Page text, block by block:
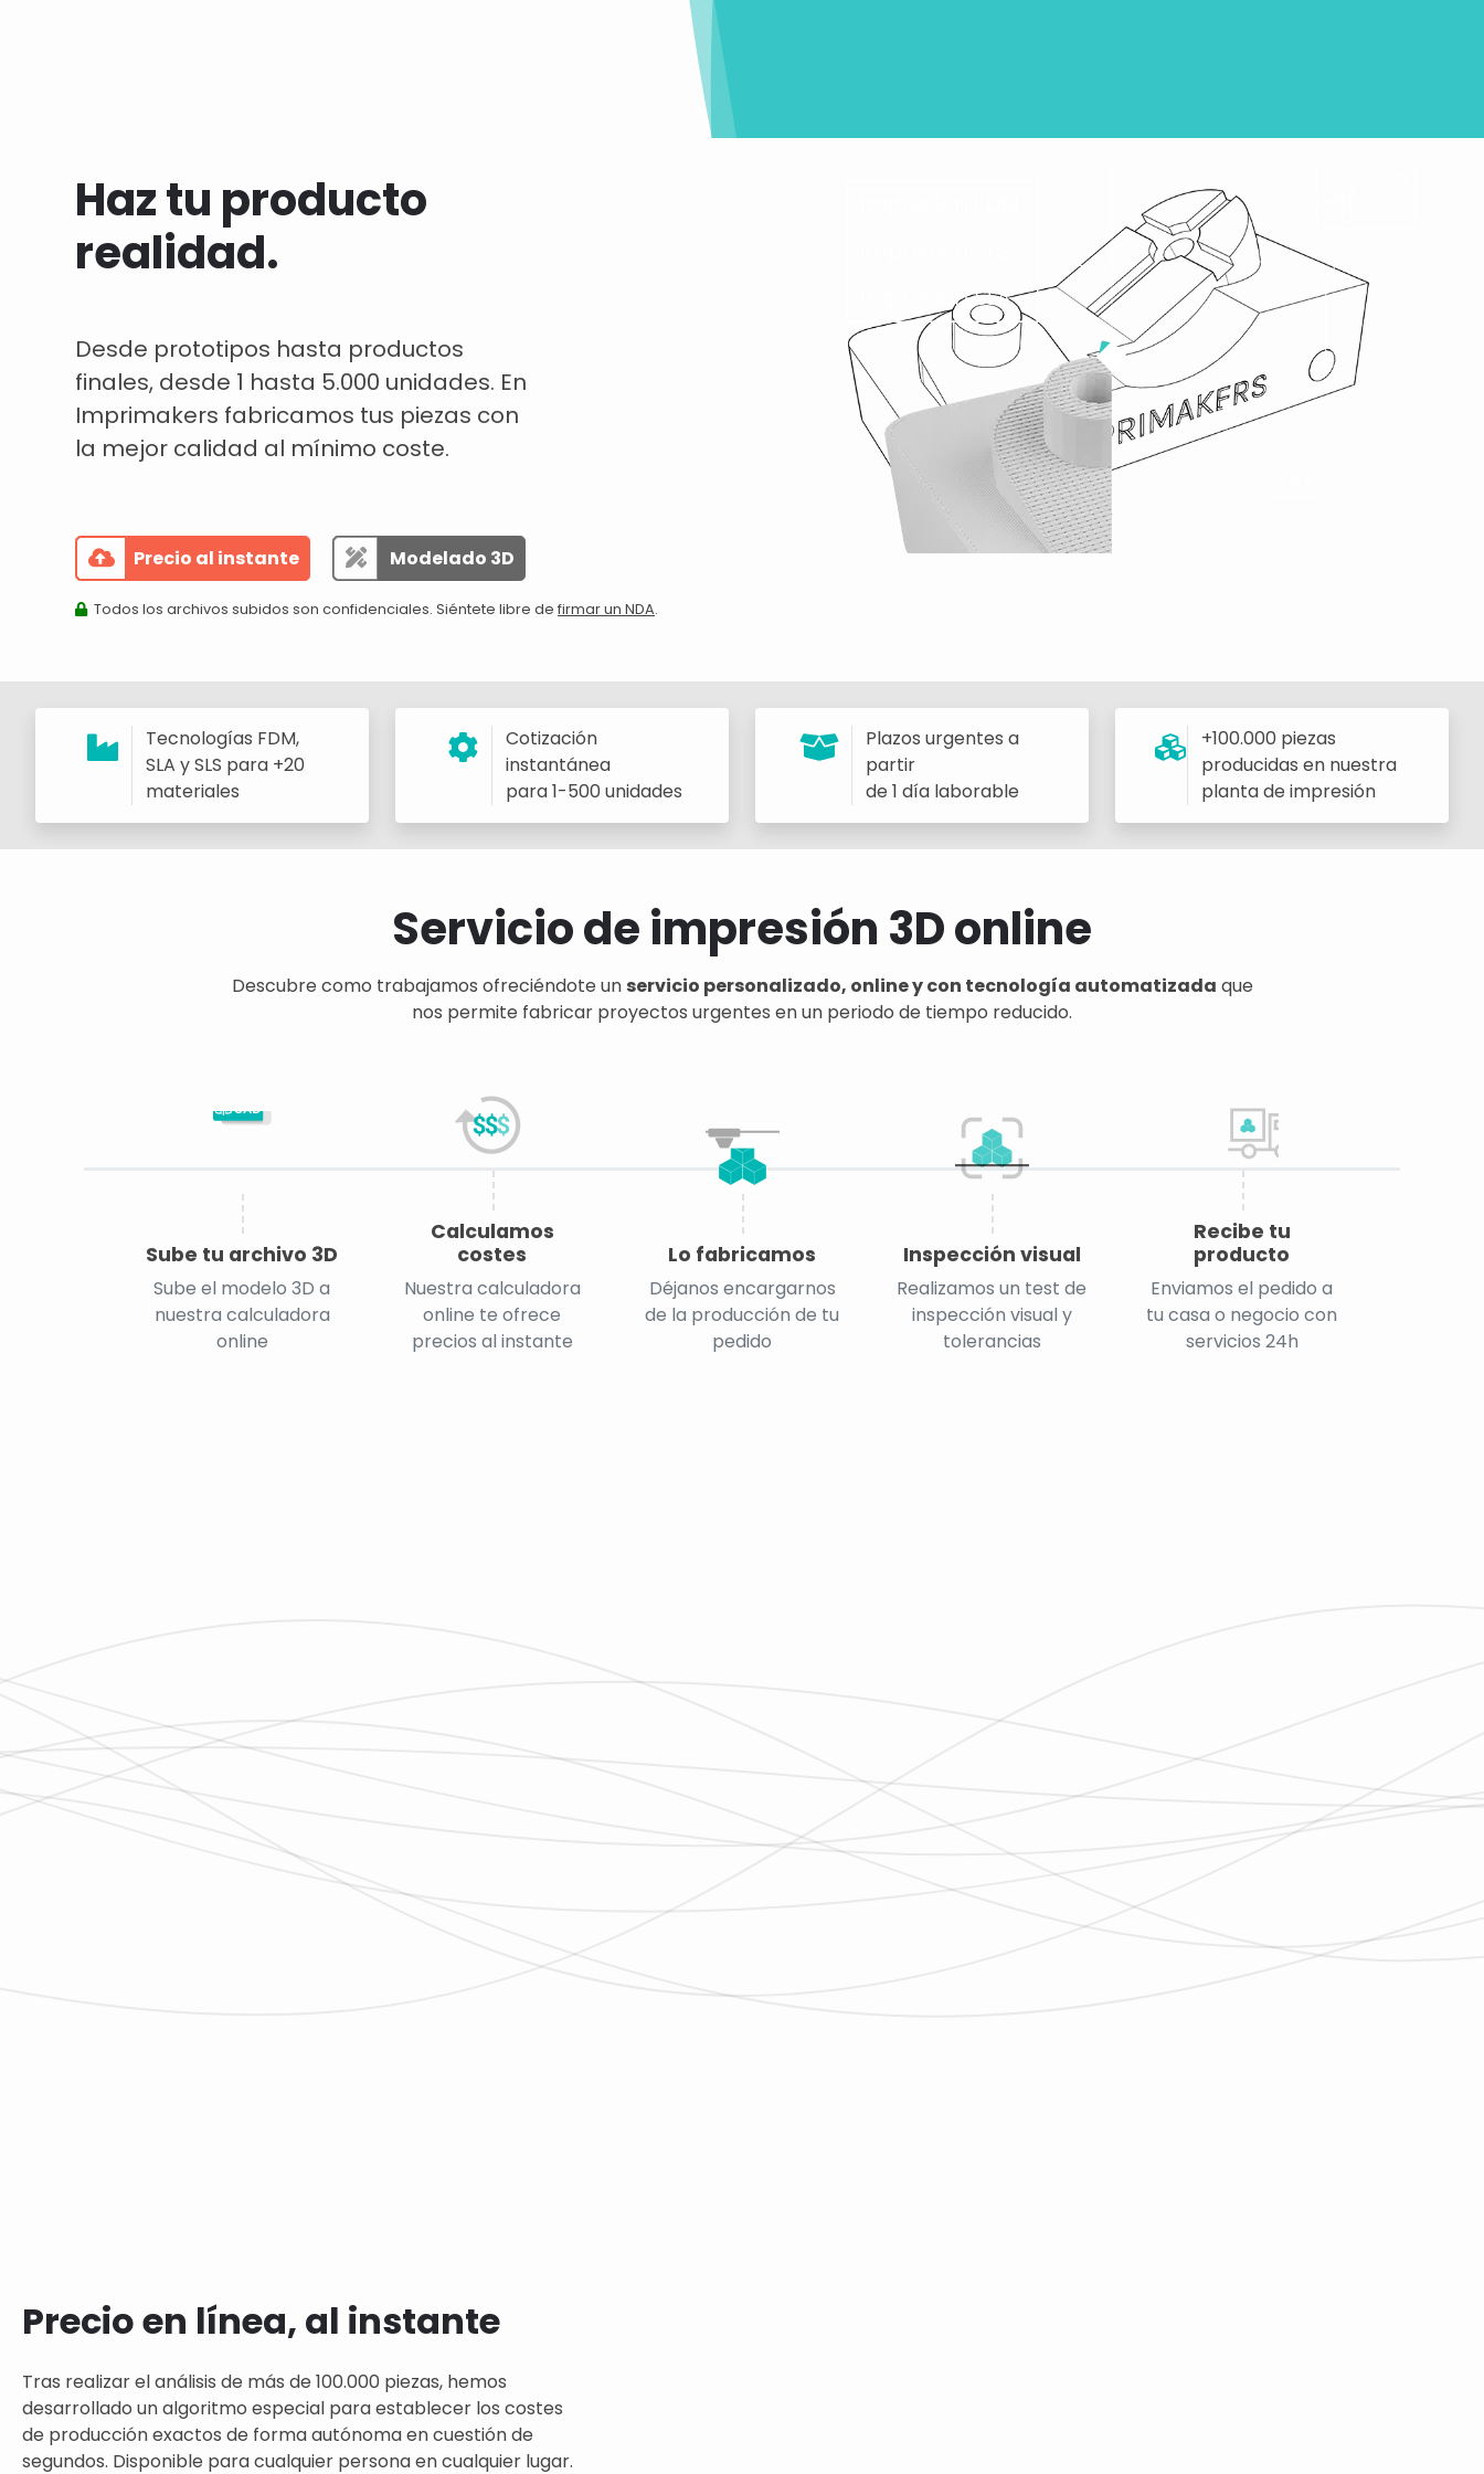
Haz tu producto
realidad.
Desde prototipos hasta productos
finales, desde 1 hasta 5.000 unidades. En
Imprimakers fabricamos tus piezas con
la mejor calidad al mínimo coste.
Precio al instante Modelado 3D
Todos los archivos subidos son confidenciales. Siéntete libre de firmar un NDA.
Tecnologías FDM,
SLA y SLS para +20
materiales
Cotización
instantánea
para 1-500 unidades
Plazos urgentes a
partir
de 1 día laborable
+100.000 piezas
producidas en nuestra
planta de impresión
Servicio de impresión 3D online
Descubre como trabajamos ofreciéndote un servicio personalizado, online y con tecnología automatizada que
nos permite fabricar proyectos urgentes en un periodo de tiempo reducido.
Sube tu archivo 3D
Sube el modelo 3D a
nuestra calculadora
online
Calculamos
costes
Nuestra calculadora
online te ofrece
precios al instante
Lo fabricamos
Déjanos encargarnos
de la producción de tu
pedido
Inspección visual
Realizamos un test de
inspección visual y
tolerancias
Recibe tu
producto
Enviamos el pedido a
tu casa o negocio con
servicios 24h
Precio en línea, al instante
Tras realizar el análisis de más de 100.000 piezas, hemos
desarrollado un algoritmo especial para establecer los costes
de producción exactos de forma autónoma en cuestión de
segundos. Disponible para cualquier persona en cualquier lugar.